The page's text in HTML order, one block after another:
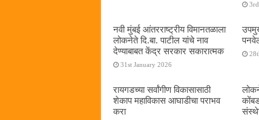
नवी मुंबई आंतरराष्ट्रीय विमानतळाला
लोकनेते दि.बा. पाटील यांचे नाव
देण्याबाबत केंद्र सरकार सकारात्मक
31st January 2026
रायगडच्या सर्वांगीण विकासासाठी
शेकाप महाविकास आघाडीचा पराभव
करा